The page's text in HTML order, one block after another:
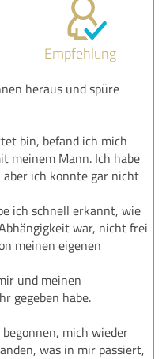
Empfehlung
heraus und spüre
bin, befand ich mich
meinem Mann. Ich habe
ich konnte gar nicht
ich schnell erkannt, wie
war, nicht frei
meinen eigenen
und meinen
gegeben habe.
mich wieder
was in mir passiert,